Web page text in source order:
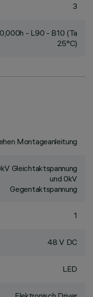
3
- L90 - B10 (Ta
25°C)
Montageanleitung
Gleichtaktspannung
und 0kV
Gegentaktspannung
1
48 V DC
LED